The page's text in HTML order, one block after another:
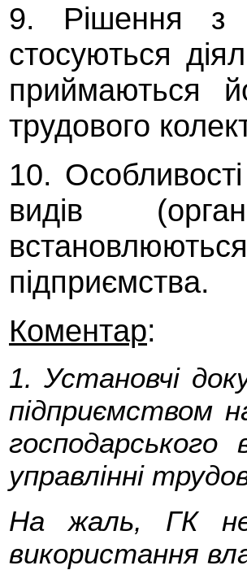
9. Рішення з
стосуються
приймаються
трудового
10.
видів
підприємства.
Коментар:
1. Установчі
підприємством
управлінні
На жаль, ГК не
використання